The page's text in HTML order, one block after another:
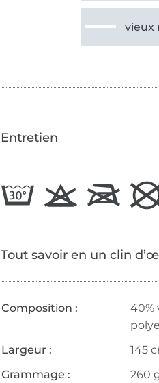
vieux
Entretien
Tout savoir en un clin
Composition :
40%
Largeur :
145
Grammage :
260